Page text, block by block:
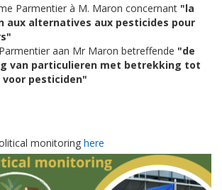
Parmentier à M. Maron concernant "la
aux alternatives aux pesticides pour
aan Mr Maron betreffende "de
van particulieren met betrekking tot
pesticiden"
monitoring here